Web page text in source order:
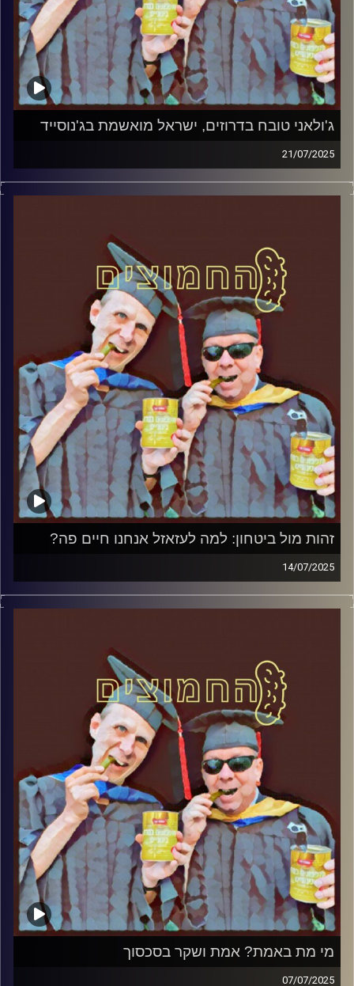
ג'ולאני טובח בדרוזים, ישראל מואשמת בג'נוסייד
21/07/2025
המערכת הפוליטית על ספת הפסיכולוג, עם פרופסור בועז בן-
דוד ופרופסור גלעד הירשברגר
קרדיט תמונות:AudioVersity
זהות מול ביטחון: למה לעזאזל אנחנו חיים פה?
14/07/2025
המערכת הפוליטית על ספת הפסיכולוג, עם פרופסור בועז בן-
דוד ופרופסור גלעד הירשברגר
קרדיט תמונות:AudioVersity
מי מת באמת? אמת ושקר בסכסוך
07/07/2025